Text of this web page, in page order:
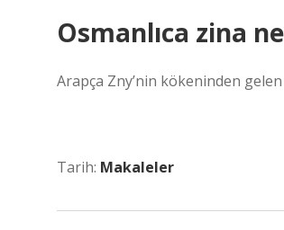
Osmanlıca zina
Tarih: Makaleler